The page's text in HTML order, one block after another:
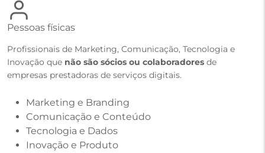
Pessoas físicas
Profissionais de Marketing, Comunicação, Tecnologia e
Inovação que não são sócios ou colaboradores de
empresas prestadoras de serviços digitais.
Marketing e Branding
Comunicação e Conteúdo
Tecnologia e Dados
Inovação e Produto